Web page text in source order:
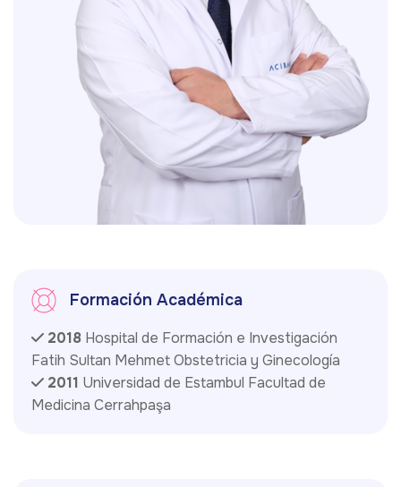
Formación Académica
2018 Hospital de Formación e Investigación
Fatih Sultan Mehmet Obstetricia y Ginecología
2011 Universidad de Estambul Facultad de
Medicina Cerrahpaşa